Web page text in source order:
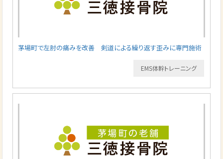
茅場町で左肘の痛みを改善 剣道による繰り返す歪みに専門施術
EMS体幹トレーニング